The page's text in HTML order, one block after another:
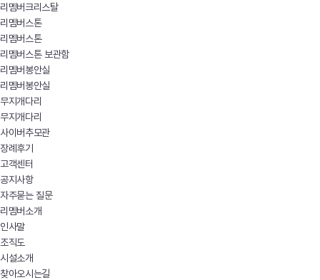
리멤버크리스탈
리멤버스톤
리멤버스톤
리멤버스톤 보관함
리멤버봉안실
리멤버봉안실
무지개다리
무지개다리
사이버추모관
장례후기
고객센터
공지사항
자주묻는 질문
리멤버소개
인사말
조직도
시설소개
찾아오시는길